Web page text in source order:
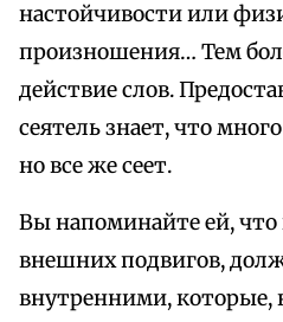
настойчивости или
произношения… Тем
действие слов.
сеятель знает, что
но все же сеет.
Вы напоминайте ей, что
внешних подвигов,
внутренними, которые,